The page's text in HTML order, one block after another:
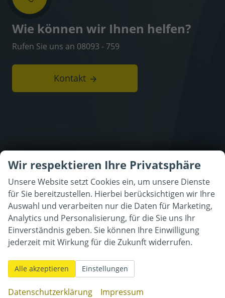
Wie können wir Ihnen helfen?
Rufen Sie uns an 08093 - 759
Kontakt
Wir respektieren Ihre Privatsphäre
Unsere Website setzt Cookies ein, um unsere Dienste
für Sie bereitzustellen. Hierbei berücksichtigen wir Ihre
Auswahl und verarbeiten nur die Daten für Marketing,
Analytics und Personalisierung, für die Sie uns Ihr
Einverständnis geben. Sie können Ihre Einwilligung
jederzeit mit Wirkung für die Zukunft widerrufen.
Alle akzeptieren Einstellungen
Datenschutzerklärung Impressum